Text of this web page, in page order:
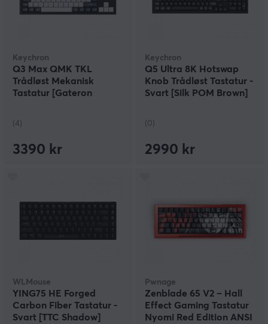
Keychron
Q3 Max QMK TKL
Trådløst Mekanisk
Tastatur [Gateron
(4)
3390 kr
Keychron
Q5 Ultra 8K Hotswap
Knob Trådløst Tastatur -
Svart [Silk POM Brown]
(0)
2990 kr
WLMouse
YING75 HE Forged
Carbon Fiber Tastatur -
Svart [TTC Shadow]
Pwnage
Zenblade 65 V2 – Hall
Effect Gaming Tastatur
Nyomi Red Edition ANSI